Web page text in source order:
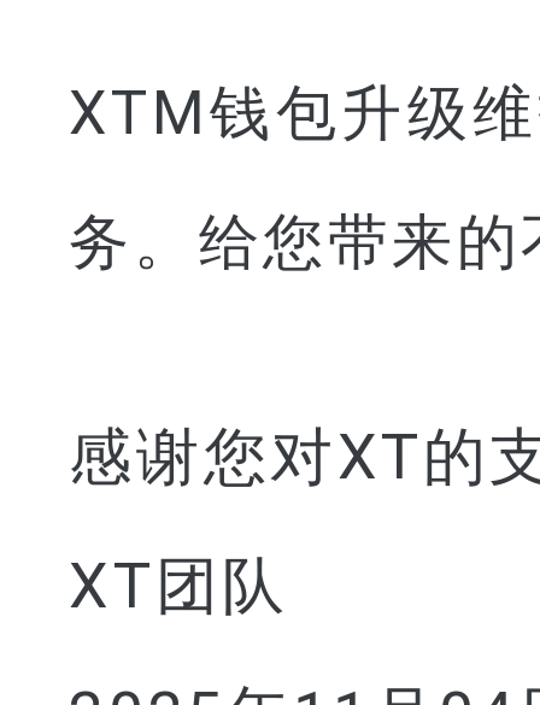
XTM钱包升级
务。给您带来
感谢您对XT的
XT团队